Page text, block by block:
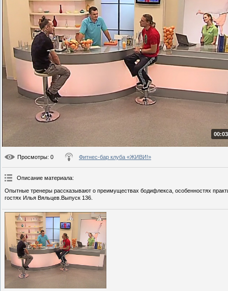
Просмотры: 0 Фитнес-бар клуба «ЖИВИ!»
Описание материала:
Опытные тренеры рассказывают о преимуществах бодифлекса, особенностях
гостях Илья Вяльцев.Выпуск 136.